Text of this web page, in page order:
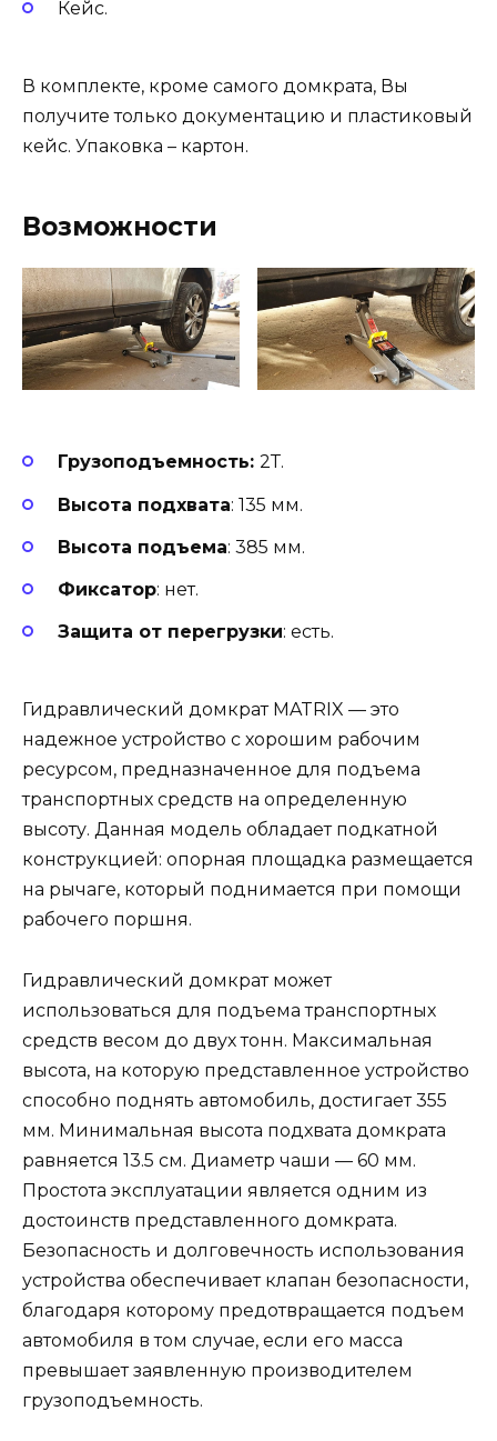
Кейс.
В комплекте, кроме самого домкрата, Вы
получите только документацию и пластиковый
кейс. Упаковка – картон.
Возможности
Грузоподъемность: 2Т.
Высота подхвата: 135 мм.
Высота подъема: 385 мм.
Фиксатор: нет.
Защита от перегрузки: есть.
Гидравлический домкрат MATRIX — это
надежное устройство с хорошим рабочим
ресурсом, предназначенное для подъема
транспортных средств на определенную
высоту. Данная модель обладает подкатной
конструкцией: опорная площадка размещается
на рычаге, который поднимается при помощи
рабочего поршня.
Гидравлический домкрат может
использоваться для подъема транспортных
средств весом до двух тонн. Максимальная
высота, на которую представленное устройство
способно поднять автомобиль, достигает 355
мм. Минимальная высота подхвата домкрата
равняется 13.5 см. Диаметр чаши — 60 мм.
Простота эксплуатации является одним из
достоинств представленного домкрата.
Безопасность и долговечность использования
устройства обеспечивает клапан безопасности,
благодаря которому предотвращается подъем
автомобиля в том случае, если его масса
превышает заявленную производителем
грузоподъемность.